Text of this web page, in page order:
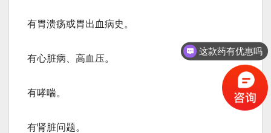
有胃溃疡或胃出血病史。
有心脏病、高血压。
有哮喘。
有肾脏问题。
这款药有优惠吗
保守治疗的方法有吗